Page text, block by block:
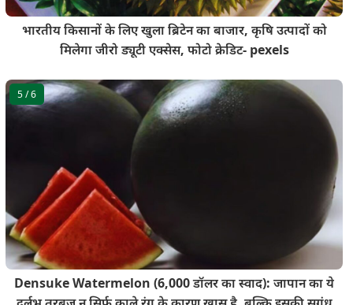
भारतीय किसानों के लिए खुला ब्रिटेन का बाजार, कृषि उत्पादों को
मिलेगा जीरो ड्यूटी एक्सेस, फोटो क्रेडिट- pexels
5/ 6
Densuke Watermelon (6,000 डॉलर का स्वाद): जापान का ये